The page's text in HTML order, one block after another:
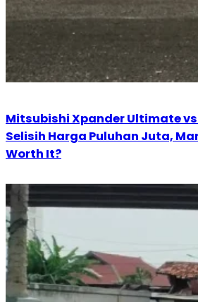
Mitsubishi Xpander Ultimate vs
Selisih Harga Puluhan Juta,
Worth It?